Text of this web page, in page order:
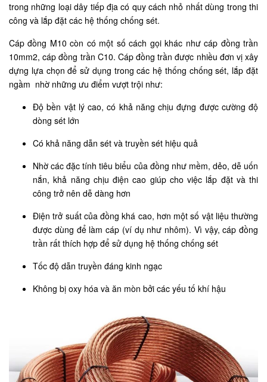
trong những loại dây tiếp địa có quy cách nhỏ nhất dùng trong thi
công và lắp đặt các hệ thống chống sét.
Cáp đồng M10 còn có một số cách gọi khác như cáp đồng trần
10mm2, cáp đồng trần C10. Cáp đồng trần được nhiều đơn vị xây
dựng lựa chọn để sử dụng trong các hệ thống chống sét, lắp đặt
ngầm nhờ những ưu điểm vượt trội như:
Độ bền vật lý cao, có khả năng chịu đựng được cường độ
dòng sét lớn
Có khả năng dẫn sét và truyền sét hiệu quả
Nhờ các đặc tính tiêu biểu của đồng như mềm, dẻo, dễ uốn
nắn, khả năng chịu điện cao giúp cho việc lắp đặt và thi
công trở nên dễ dàng hơn
Điện trở suất của đồng khá cao, hơn một số vật liệu thường
được dùng để làm cáp (ví dụ như nhôm). Vì vậy, cáp đồng
trần rất thích hợp để sử dụng hệ thống chống sét
Tốc độ dẫn truyền đáng kinh ngạc
Không bị oxy hóa và ăn mòn bởi các yếu tố khí hậu